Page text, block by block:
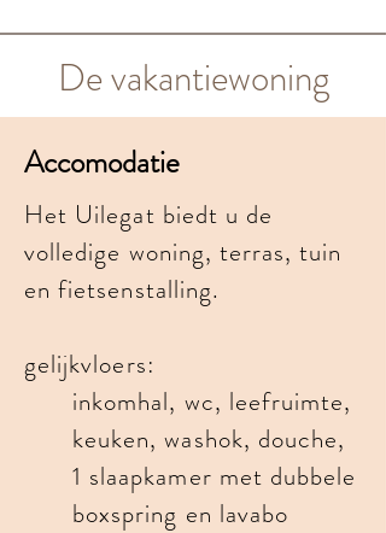
De vakantiewoning
Accomodatie
Het Uilegat biedt u de
volledige woning, terras, tuin
en fietsenstalling.
gelijkvloers:
inkomhal, wc, leefruimte,
keuken, washok, douche,
1 slaapkamer met dubbele
boxspring en lavabo